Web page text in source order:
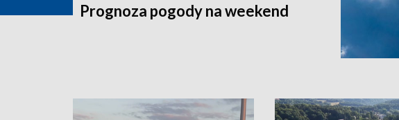
Prognoza pogody na weekend